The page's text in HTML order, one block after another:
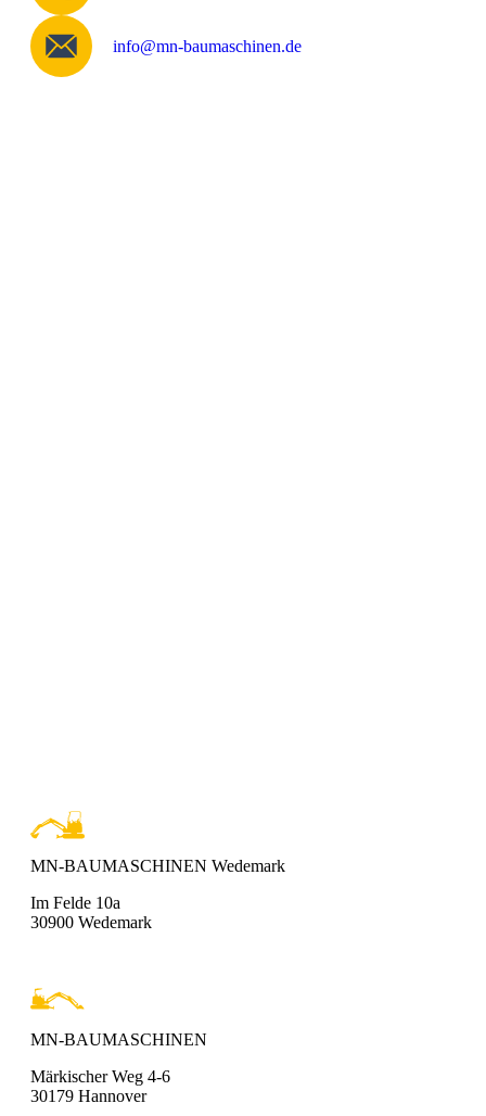
info@mn-baumaschinen.de
MN-BAUMASCHINEN Wedemark
Im Felde 10a
30900 Wedemark
MN-BAUMASCHINEN
Märkischer Weg 4-6
30179 Hannover